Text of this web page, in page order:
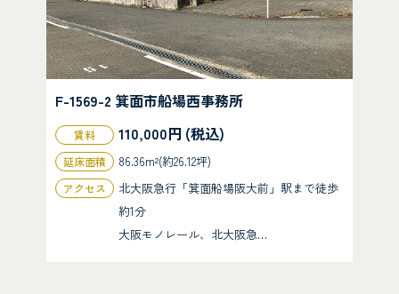
F-1569-2 箕面市船場西事務所
賃料 110,000円 (税込)
延床面積 86.36m²(約26.12坪)
アクセス
北大阪急行「箕面船場阪大前」駅まで徒歩
約1分
大阪モノレール、北大阪急…